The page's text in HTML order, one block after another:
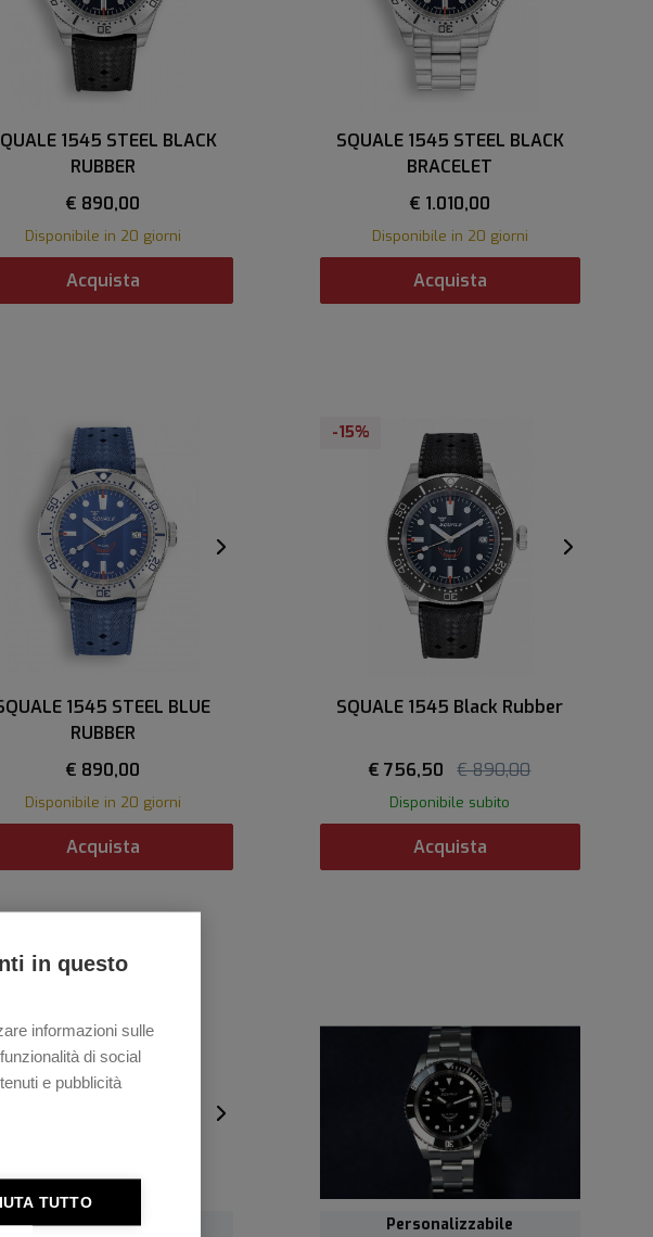
in questo
informazioni sulle
di social
e pubblicità
TUTTO
1545 STEEL BLACK
RUBBER
€ 890,00
Disponibile in 20 giorni
Acquista
SQUALE 1545 STEEL BLACK
BRACELET
€ 1.010,00
Disponibile in 20 giorni
Acquista
1545 STEEL BLUE
RUBBER
€ 890,00
Disponibile in 20 giorni
Acquista
-15%
SQUALE 1545 Black Rubber
€ 756,50 € 890,00
Disponibile subito
Acquista
Personalizzabile Personalizzabile